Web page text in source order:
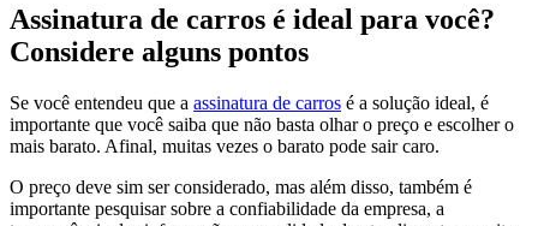
Assinatura de carros é ideal para você?
Considere alguns pontos
Se você entendeu que a assinatura de carros é a solução ideal, é
importante que você saiba que não basta olhar o preço e escolher o
mais barato. Afinal, muitas vezes o barato pode sair caro.
O preço deve sim ser considerado, mas além disso, também é
importante pesquisar sobre a confiabilidade da empresa, a